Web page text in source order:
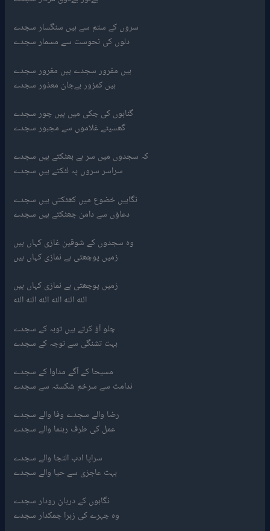
سروں کے ستم سے ہیں سنگسار سجدے
دلوں کی نحوست سے مسمار سجدے
ہیں مفرور سجدے ہیں مغرور سجدے
ہیں کمزور بےجان معذور سجدے
گناہوں کی چکی میں ہیں چور سجدے
گھسیٹے غلاموں سے مجبور سجدے
کہ سجدوں میں سر ہے بھٹکتے ہیں سجدے
سراسر سروں پہ لٹکتے ہیں سجدے
نگاہیں خضوع میں کھٹکتی ہیں سجدے
دعاؤں سے دامن جھٹکتے ہیں سجدے
وہ سجدوں کے شوقین غازی کہاں ہیں
زمیں پوچھتی ہے نمازی کہاں ہیں
زمیں پوچھتی ہے نمازی کہاں ہیں
اللہ اللہ اللہ اللہ اللہ اللہ
چلو آؤ کرتے ہیں توبہ کے سجدے
بہت تشنگی سے توجہ کے سجدے
مسیحا کے آگے مداوا کے سجدے
ندامت سے سرخم شکستہ سے سجدے
رضا والے سجدے وفا والے سجدے
عمل کی طرف رہنما والے سجدے
سراپا ادب التجا والے سجدے
بہت عاجزی سے حیا والے سجدے
نگاہوں کے دربان رودار سجدے
وہ چہرے کی زہرا چمکدار سجدے